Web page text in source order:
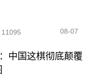
11095 08-07
中国这棋彻底颠覆